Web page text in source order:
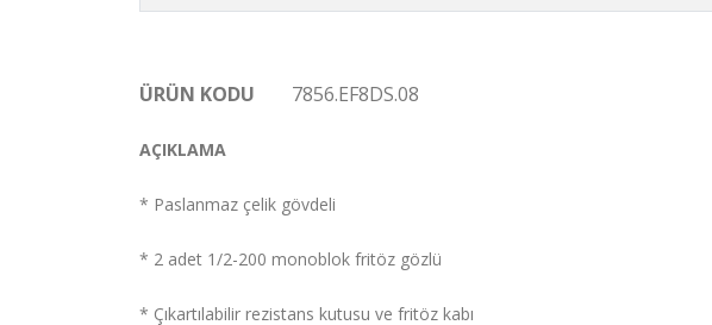
ÜRÜN KODU 7856.EF8DS.08
AÇIKLAMA
* Paslanmaz çelik gövdeli
* 2 adet 1/2-200 monoblok fritöz gözlü
* Çıkartılabilir rezistans kutusu ve fritöz kabı